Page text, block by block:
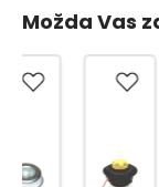
Možda Vas